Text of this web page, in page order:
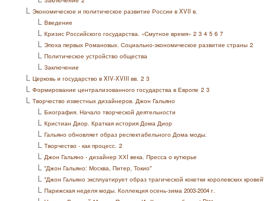
L Экономическое и политическое развитие России в XVII в.
L Введение
L Кризис Российского государства. «Смутное время» 2 3 4 5 6 7
L Эпоха первых Романовых. Социально-экономическое развитие страны 2
L Политическое устройство общества
L Заключение
L Церковь и государство в XIV-XVIII вв. 2 3
L Формирование централизованного государства в Европе 2 3
L Творчество известных дизайнеров. Джон Гальяно
L Биография. Начало творческой деятельности
L Кристиан Диор. Краткая история Дома Диор
L Гальяно обновляет образ респектабельного Дома моды.
L Творчество - как процесс. 2
L Джон Гальяно - дизайнер ХХI века. Пресса о кутюрье
L "Джон Гальяно: Москва, Питер, Токио"
L "Джон Гальяно эксплуатирует образ трагической кокетки королевских
L Парижская неделя моды. Коллекция осень-зима 2003-2004 г.